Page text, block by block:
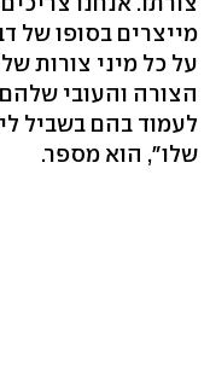
מייצרים בסופו של
על כל מיני צורות
הצורה והעובי
לעמוד בהם בשביל
שלו", הוא מספר.